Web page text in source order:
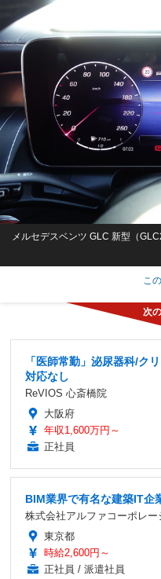
メルセデスベンツ GLC 新型（
こ
「医師常勤」泌尿器科/ク
対応なし
ReVIOS 心斎橋院
大阪府
年収1,600万円～
正社員
BIM業界で有名な建築IT企
株式会社アルファコーポレー
東京都
時給2,600円～
正社員 / 派遣社員